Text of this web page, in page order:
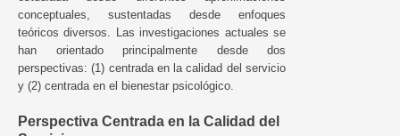
conceptuales, sustentadas desde enfoques
teóricos diversos. Las investigaciones actuales se
han orientado principalmente desde dos
perspectivas: (1) centrada en la calidad del servicio
y (2) centrada en el bienestar psicológico.
Perspectiva Centrada en la Calidad del